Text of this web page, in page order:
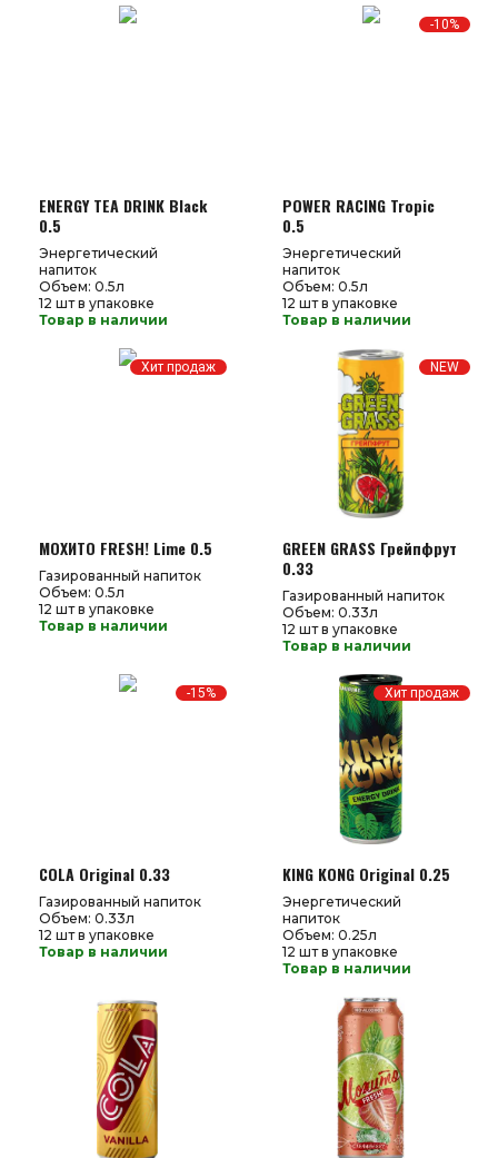
ENERGY TEA DRINK Black
0.5
Энергетический
напиток
Объем: 0.5л
12 шт в упаковке
Товар в наличии
-10%
POWER RACING Tropic
0.5
Энергетический
напиток
Объем: 0.5л
12 шт в упаковке
Товар в наличии
Хит продаж
МОХИТО FRESH! Lime 0.5
Газированный напиток
Объем: 0.5л
12 шт в упаковке
Товар в наличии
NEW
GREEN GRASS Грейпфрут
0.33
Газированный напиток
Объем: 0.33л
12 шт в упаковке
Товар в наличии
-15%
COLA Original 0.33
Газированный напиток
Объем: 0.33л
12 шт в упаковке
Товар в наличии
Хит продаж
KING KONG Original 0.25
Энергетический
напиток
Объем: 0.25л
12 шт в упаковке
Товар в наличии